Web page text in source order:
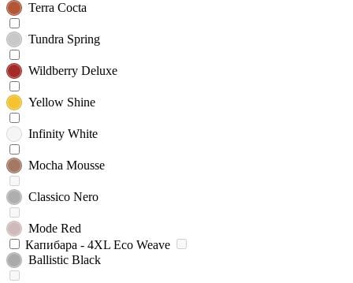
Terra Cocta
Tundra Spring
Wildberry Deluxe
Yellow Shine
Infinity White
Mocha Mousse
Classico Nero
Mode Red
Капибара - 4XL Eco Weave
Ballistic Black